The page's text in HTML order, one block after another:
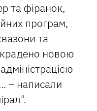
та фіранок,
програм,
та
новою
– написали